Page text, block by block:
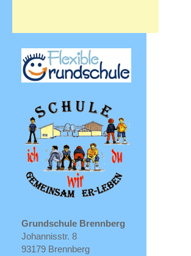
Grundschule Brennberg
Johannisstr. 8
93179 Brennberg